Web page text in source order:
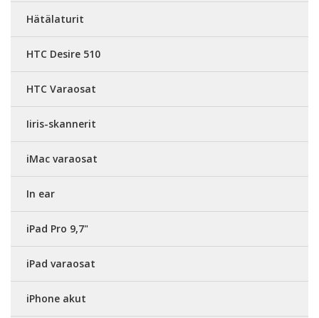
Hätälaturit
HTC Desire 510
HTC Varaosat
Iiris-skannerit
iMac varaosat
In ear
iPad Pro 9,7"
iPad varaosat
iPhone akut